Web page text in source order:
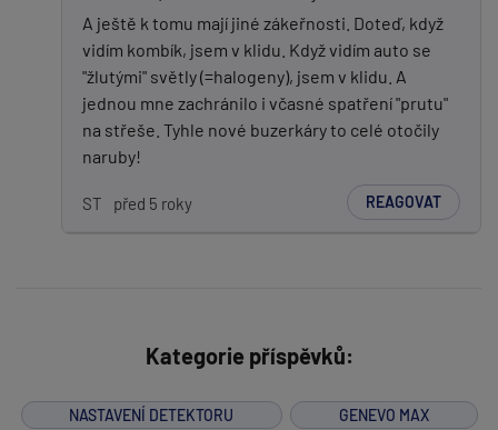
A ještě k tomu mají jiné zákeřnosti. Doteď, když
vidím kombík, jsem v klidu. Když vidím auto se
"žlutými" světly (=halogeny), jsem v klidu. A
jednou mne zachránilo i včasné spatření "prutu"
na střeše. Tyhle nové buzerkáry to celé otočily
naruby!
ST před 5 roky REAGOVAT
Kategorie příspěvků:
NASTAVENÍ DETEKTORU
GENEVO MAX